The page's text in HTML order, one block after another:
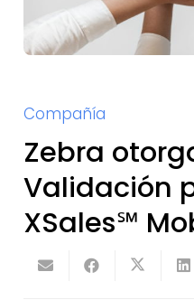
Compañía
Zebra
Validación
XSales℠